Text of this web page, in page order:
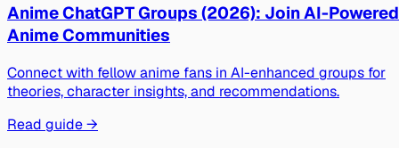
Anime ChatGPT Groups (2026): Join AI-Powered
Anime Communities
Connect with fellow anime fans in AI-enhanced groups for
theories, character insights, and recommendations.
Read guide →